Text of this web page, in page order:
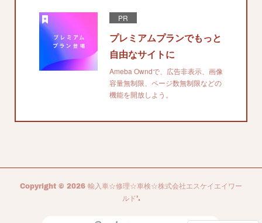
PR
プレミアムプランでもっと
自由なサイトに
Ameba Owndで、広告非表示、画像
容量無制限、ページ数無制限などの
機能を開放しよう。
Copyright © 2026 輸入車☆修理☆車検☆株式会社エスケイエイワー
ルド'.